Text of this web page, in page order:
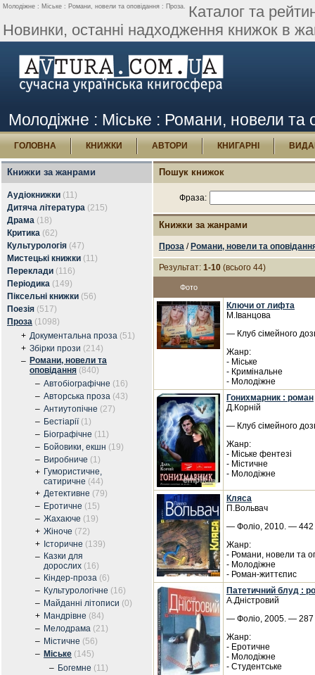
Молодіжне : Міське : Романи, новели та оповідання : Проза. Каталог та
Новинки, останні надходження книжок в
Молодіжне : Міське : Романи, новели та
ГОЛОВНА КНИЖКИ АВТОРИ КНИГАРНІ
Книжки за жанрами
Аудіокнижки (11)
Дитяча література (215)
Драма (18)
Критика (62)
Культурологія (47)
Мистецькі книжки (11)
Переклади (116)
Періодика (149)
Піксельні книжки (56)
Поезія (517)
Проза (1098)
+ Документальна проза (51)
+ Збірки прози (214)
– Романи, новели та
оповідання (840)
– Автобіографічне (16)
– Авторська проза (43)
– Антиутопічне (27)
– Бестіарії (1)
– Біографічне (11)
– Бойовики, екшн (19)
– Виробниче (1)
+ Гумористичне,
сатиричне (44)
+ Детективне (79)
– Еротичне (15)
– Жахаюче (19)
+ Жіноче (72)
+ Історичне (139)
– Казки для
дорослих (16)
– Кіндер-проза (6)
– Культурологічне (16)
– Майданні літописи (0)
+ Мандрівне (84)
– Мелодрама (21)
– Містичне (56)
– Міське (145)
– Богемне (11)
Пошук книжок
Фраза:
Книжки за жанрами
Проза / Романи, новели та
Результат: 1-10 (всього 44)
Фото
Ключи от лифта
М.Іванцова
— Клуб сімейного
Жанр:
- Міське
- Кримінальне
- Молодіжне
Гонихмарник : роман
Д.Корній
— Клуб сімейного
Жанр:
- Міське фентезі
- Містичне
- Молодіжне
Кляса
П.Вольвач
— Фоліо, 2010. — 442
Жанр:
- Романи, новели та
- Молодіжне
- Роман-життєпис
Патетичний блуд :
А.Дністровий
— Фоліо, 2005. — 287
Жанр:
- Еротичне
- Молодіжне
- Студентське